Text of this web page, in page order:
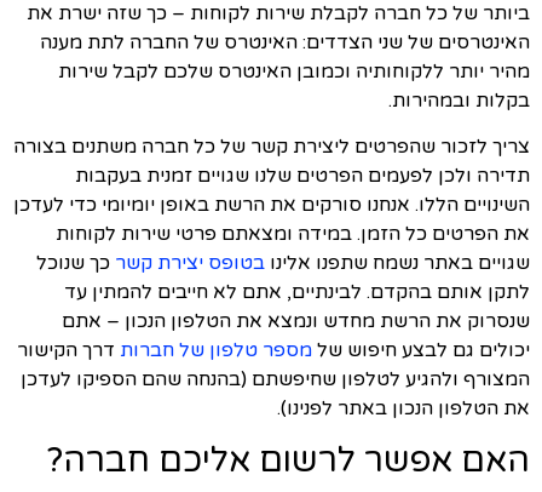
ביותר של כל חברה לקבלת שירות לקוחות – כך שזה ישרת את
האינטרסים של שני הצדדים: האינטרס של החברה לתת מענה
מהיר יותר ללקוחותיה וכמובן האינטרס שלכם לקבל שירות
בקלות ובמהירות.
צריך לזכור שהפרטים ליצירת קשר של כל חברה משתנים בצורה
תדירה ולכן לפעמים הפרטים שלנו שגויים זמנית בעקבות
השינויים הללו. אנחנו סורקים את הרשת באופן יומיומי כדי לעדכן
את הפרטים כל הזמן. במידה ומצאתם פרטי שירות לקוחות
שגויים באתר נשמח שתפנו אלינו בטופס יצירת קשר כך שנוכל
לתקן אותם בהקדם. לבינתיים, אתם לא חייבים להמתין עד
שנסרוק את הרשת מחדש ונמצא את הטלפון הנכון – אתם
יכולים גם לבצע חיפוש של מספר טלפון של חברות דרך הקישור
המצורף ולהגיע לטלפון שחיפשתם (בהנחה שהם הספיקו לעדכן
את הטלפון הנכון באתר לפנינו).
האם אפשר לרשום אליכם חברה?